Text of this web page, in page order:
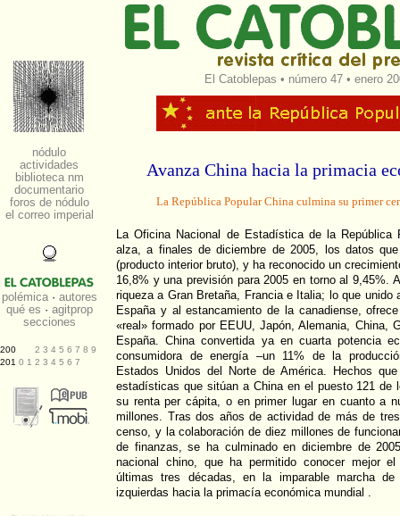
El Catoblepas • número 47• enero
Avanza China hacia la primacia
La República Popular China culmina su primer
La Oficina Nacional de Estadística de la República
alza, a finales de diciembre de 2005, los datos
(producto interior bruto), y ha reconocido un
16,8% y una previsión para 2005 en torno al 9,45%.
riqueza a Gran Bretaña, Francia e Italia; lo que unido
España y al estancamiento de la canadiense,
«real» formado por EEUU, Japón, Alemania, China,
España. China convertida ya en cuarta potencia
consumidora de energía –un 11% de la
Estados Unidos del Norte de América. Hechos
estadísticas que sitúan a China en el puesto 121 de
su renta per cápita, o en primer lugar en cuanto a
millones. Tras dos años de actividad de más de
censo, y la colaboración de diez millones de
de finanzas, se ha culminado en diciembre de
nacional chino, que ha permitido conocer mejor
últimas tres décadas, en la imparable marcha
izquierdas hacia la primacía económica mundial .